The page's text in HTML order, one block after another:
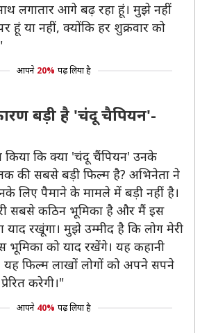
लगातार आगे बढ़ रहा हूं। मुझे नहीं
हूं या नहीं, क्योंकि हर शुक्रवार को
आपने 20% पढ़ लिया है
बड़ी है 'चंदू चैपियन'-
किया कि क्या 'चंदू चैंपियन' उनके
की सबसे बड़ी फिल्म है? अभिनेता ने
लिए पैमाने के मामले में बड़ी नहीं है।
सबसे कठिन भूमिका है और मैं इस
याद रखूंगा। मुझे उम्मीद है कि लोग मेरी
भूमिका को याद रखेंगे। यह कहानी
यह फिल्म लाखों लोगों को अपने सपने
करेगी।"
आपने 40% पढ़ लिया है